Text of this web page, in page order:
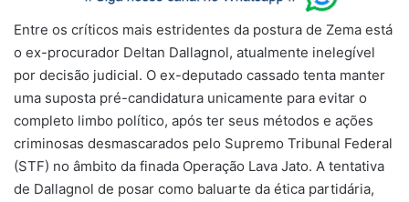
Entre os críticos mais estridentes da postura de Zema está
o ex-procurador Deltan Dallagnol, atualmente inelegível
por decisão judicial. O ex-deputado cassado tenta manter
uma suposta pré-candidatura unicamente para evitar o
completo limbo político, após ter seus métodos e ações
criminosas desmascarados pelo Supremo Tribunal Federal
(STF) no âmbito da finada Operação Lava Jato. A tentativa
de Dallagnol de posar como baluarte da ética partidária,